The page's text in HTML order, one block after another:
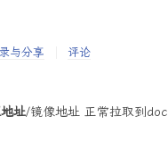
与分享 评论
址/镜像地址 正常拉取到